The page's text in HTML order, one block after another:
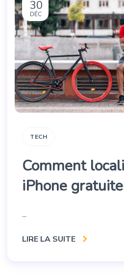
30
DÉC
TECH
Comment
iPhone
...
LIRE LA SUITE